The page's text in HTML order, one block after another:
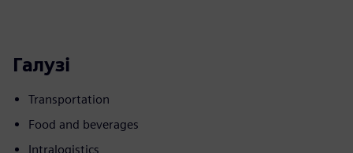
Галузі
Transportation
Food and beverages
Intralogistics